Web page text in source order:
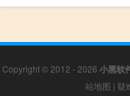
Copyright © 2012 - 2026 小黑软
站地图 | 疑